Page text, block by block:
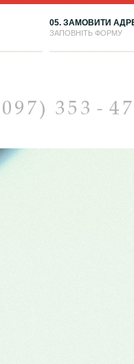
05. ЗАМОВИТИ
ЗАПОВНІТЬ ФОРМУ